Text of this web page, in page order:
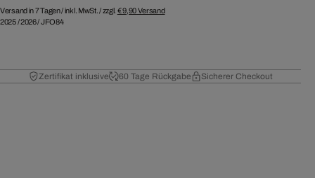
Versand in 7 Tagen /inkl. MwSt. / zzgl. € 9,90Versand
2025/2026/JFO84
Zertifikat inklusive 60 Tage Rückgabe Sicherer Checkout